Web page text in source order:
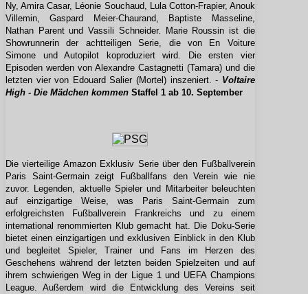
Ny, Amira Casar, Léonie Souchaud, Lula Cotton-Frapier, Anouk
Villemin, Gaspard Meier-Chaurand, Baptiste Masseline,
Nathan Parent und Vassili Schneider. Marie Roussin ist die
Showrunnerin der achtteiligen Serie, die von En Voiture
Simone und Autopilot koproduziert wird. Die ersten vier
Episoden werden von Alexandre Castagnetti (Tamara) und die
letzten vier von Edouard Salier (Mortel) inszeniert. - Voltaire
High - Die Mädchen kommen Staffel 1 ab 10. September
Die vierteilige Amazon Exklusiv Serie über den Fußballverein
Paris Saint-Germain zeigt Fußballfans den Verein wie nie
zuvor. Legenden, aktuelle Spieler und Mitarbeiter beleuchten
auf einzigartige Weise, was Paris Saint-Germain zum
erfolgreichsten Fußballverein Frankreichs und zu einem
international renommierten Klub gemacht hat. Die Doku-Serie
bietet einen einzigartigen und exklusiven Einblick in den Klub
und begleitet Spieler, Trainer und Fans im Herzen des
Geschehens während der letzten beiden Spielzeiten und auf
ihrem schwierigen Weg in der Ligue 1 und UEFA Champions
League. Außerdem wird die Entwicklung des Vereins seit